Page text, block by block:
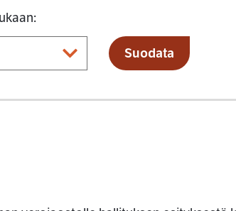
Suodata